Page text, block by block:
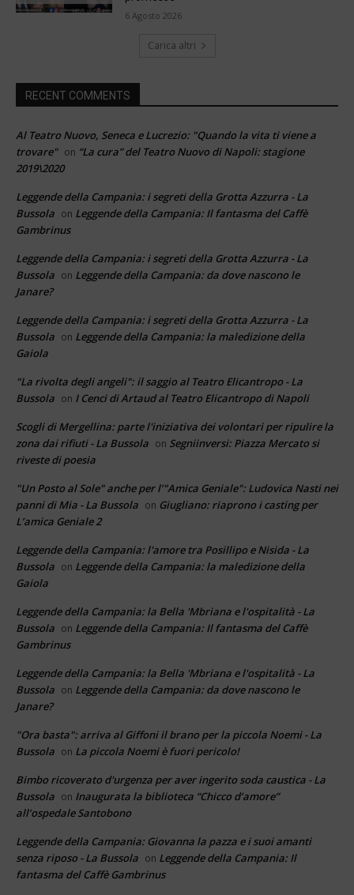
6 Agosto 2026
Carica altri
RECENT COMMENTS
Al Teatro Nuovo, Seneca e Lucrezio: "Quando la vita ti viene a
trovare" on “La cura” del Teatro Nuovo di Napoli: stagione
2019\2020
Leggende della Campania: i segreti della Grotta Azzurra - La
Bussola on Leggende della Campania: Il fantasma del Caffè
Gambrinus
Leggende della Campania: i segreti della Grotta Azzurra - La
Bussola on Leggende della Campania: da dove nascono le
Janare?
Leggende della Campania: i segreti della Grotta Azzurra - La
Bussola on Leggende della Campania: la maledizione della
Gaiola
"La rivolta degli angeli": il saggio al Teatro Elicantropo - La
Bussola on I Cenci di Artaud al Teatro Elicantropo di Napoli
Scogli di Mergellina: parte l'iniziativa dei volontari per ripulire la
zona dai rifiuti - La Bussola on Segniinversi: Piazza Mercato si
riveste di poesia
"Un Posto al Sole" anche per l’"Amica Geniale": Ludovica Nasti nei
panni di Mia - La Bussola on Giugliano: riaprono i casting per
L’amica Geniale 2
Leggende della Campania: l'amore tra Posillipo e Nisida - La
Bussola on Leggende della Campania: la maledizione della
Gaiola
Leggende della Campania: la Bella 'Mbriana e l'ospitalità - La
Bussola on Leggende della Campania: Il fantasma del Caffè
Gambrinus
Leggende della Campania: la Bella 'Mbriana e l'ospitalità - La
Bussola on Leggende della Campania: da dove nascono le
Janare?
"Ora basta": arriva al Giffoni il brano per la piccola Noemi - La
Bussola on La piccola Noemi è fuori pericolo!
Bimbo ricoverato d'urgenza per aver ingerito soda caustica - La
Bussola on Inaugurata la biblioteca “Chicco d’amore”
all’ospedale Santobono
Leggende della Campania: Giovanna la pazza e i suoi amanti
senza riposo - La Bussola on Leggende della Campania: Il
fantasma del Caffè Gambrinus